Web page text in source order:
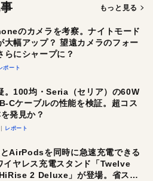
もっと見る
のカメラを考察。ナイトモード
大幅アップ？ 望遠カメラのフォー
らにシャープに？
ポート
。100均・Seria（セリア）の60W
Cケーブルの性能を検証。超コス
発見か？
レポート
AirPodsを同時に急速充電できる
ヤレス充電スタンド「Twelve
2 Deluxe」が登場。省スペ